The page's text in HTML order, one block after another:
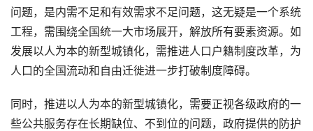
问题，是内需不足和有效需求不足问题，这无疑是一个系统
工程，需围绕全国统一大市场展开，解放所有要素资源。如
发展以人为本的新型城镇化，需推进人口户籍制度改革，为
人口的全国流动和自由迁徙进一步打破制度障碍。
同时，推进以人为本的新型城镇化，需要正视各级政府的一
些公共服务存在长期缺位、不到位的问题，政府提供的防护